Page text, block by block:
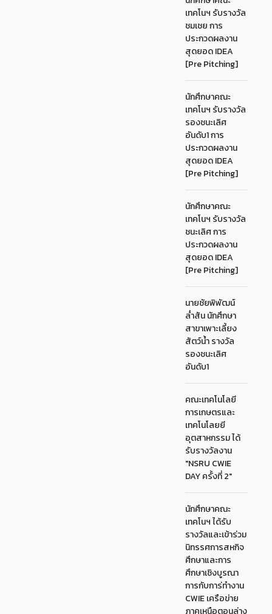
เทคโนฯ รับรางวัล
ชมเชย การ
ประกวดผลงาน
สุดยอด IDEA
[Pre Pitching]
นักศึกษาคณะ
เทคโนฯ รับรางวัล
รองชนะเลิศ
อันดับ1 การ
ประกวดผลงาน
สุดยอด IDEA
[Pre Pitching]
นักศึกษาคณะ
เทคโนฯ รับรางวัล
ชนะเลิศ การ
ประกวดผลงาน
สุดยอด IDEA
[Pre Pitching]
นายชัยพิพัฒน์
ล่ำสัน นักศึกษา
สาขาเพาะเลี้ยง
สัตว์น้ำ รางวัล
รองชนะเลิศ
อันดับ1
คณะเทคโนโลยี
การเกษตรและ
เทคโนโลยยี
อุตสาหกรรม ได้
รับรางวัลงาน
"NSRU CWIE
DAY ครั้งที่ 2"
นักศึกษาคณะ
เทคโนฯ ได้รับ
รางวัลและเข้าร่วม
นิทรรศการสหกิจ
ศึกษาและการ
ศึกษาเชิงบูรณา
การกับการ่ทำงาน
CWIE เครือข่าย
ภาคเหนือตอนล่าง